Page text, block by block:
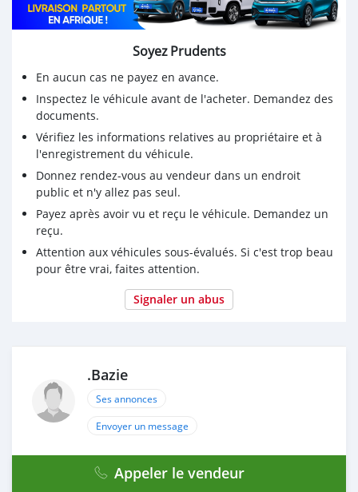
Soyez Prudents
En aucun cas ne payez en avance.
Inspectez le véhicule avant de l'acheter. Demandez des
documents.
Vérifiez les informations relatives au propriétaire et à
l'enregistrement du véhicule.
Donnez rendez-vous au vendeur dans un endroit
public et n'y allez pas seul.
Payez après avoir vu et reçu le véhicule. Demandez un
reçu.
Attention aux véhicules sous-évalués. Si c'est trop beau
pour être vrai, faites attention.
Signaler un abus
.Bazie
Ses annonces
Envoyer un message
Appeler le vendeur